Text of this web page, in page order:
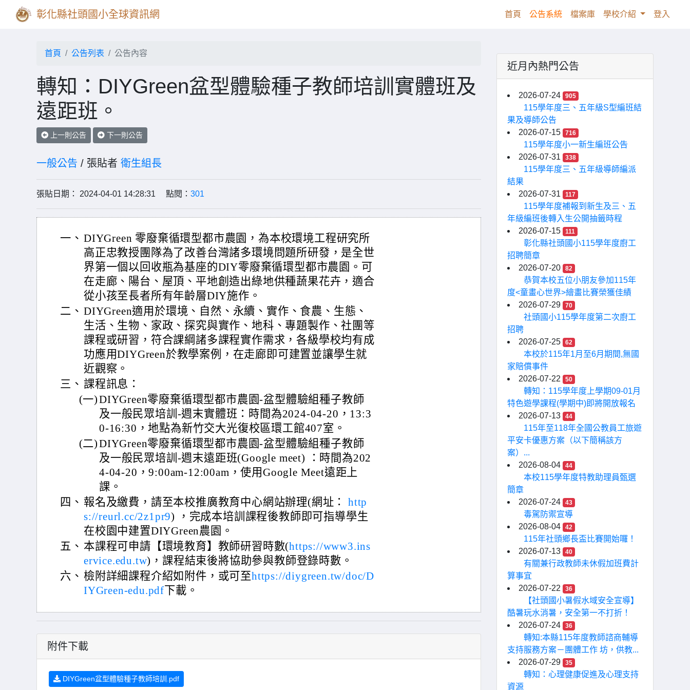
彰化縣社頭國小全球資訊網 首頁 (current)
公告系統 檔案庫 學校介紹 登入
首頁 公告列表 公告內容
轉知：DIYGreen盆型體驗種子教師培訓實體班及
遠距班。
上一則公告 下一則公告
一般公告 / 張貼者 衛生組長
張貼日期： 2024-04-01 14:28:31 點閱： 301
一、 DIYGreen 零廢棄循環型都市農園，為本校環境工程研究所
高正忠教授團隊為了改善台灣諸多環境問題所研發，是全世
界第一個以回收瓶為基座的DIY零廢棄循環型都市農園。可
在走廊、陽台、屋頂、平地創造出綠地供種蔬果花卉，適合
從小孩至長者所有年齡層DIY施作。
二、 DIYGreen適用於環境、自然、永續、實作、食農、生態、
生活、生物、家政、探究與實作、地科、專題製作、社團等
課程或研習，符合課綱諸多課程實作需求，各級學校均有成
功應用DIYGreen於教學案例，在走廊即可建置並讓學生就
近觀察。
三、 課程訊息：
(一)DIYGreen零廢棄循環型都市農園-盆型體驗組種子教師
及一般民眾培訓-週末實體班：時間為2024-04-20，13:3
0-16:30，地點為新竹交大光復校區環工館407室。
(二)DIYGreen零廢棄循環型都市農園-盆型體驗組種子教師
及一般民眾培訓-週末遠距班(Google meet) ：時間為202
4-04-20，9:00am-12:00am，使用Google Meet遠距上
課。
四、 報名及繳費，請至本校推廣教育中心網站辦理(網址： http
s://reurl.cc/2z1pr9) ，完成本培訓課程後教師即可指導學生
在校園中建置DIYGreen農園。
五、 本課程可申請【環境教育】教師研習時數(https://www3.ins
ervice.edu.tw)，課程結束後將協助參與教師登錄時數。
六、 檢附詳細課程介紹如附件，或可至https://diygreen.tw/doc/D
IYGreen-edu.pdf下載。
附件下載
DIYGreen盆型體驗種子教師培訓.pdf
近月內熱門公告
2026-07-24 905
115學年度三、五年級S型編班結
果及導師公告
2026-07-15
716
115學年度小一新生編班公告
2026-07-31
338
115學年度三、五年級導師編派
結果
2026-07-31
117
115學年度補報到新生及三、五
年級編班後轉入生公開抽籤時程
2026-07-15
111
彰化縣社頭國小115學年度廚工
招聘簡章
2026-07-20
82
恭賀本校五位小朋友參加115年
度<童畫心世界>繪畫比賽榮獲佳績
2026-07-29
70
社頭國小115學年度第二次廚工
招聘
2026-07-25
62
本校於115年1月至6月期間,無國
家賠償事件
2026-07-22
50
轉知：115學年度上學期09-01月
特色遊學課程(學期中)即將開放報名
2026-07-13
44
115年至118年全國公教員工旅遊
平安卡優惠方案（以下簡稱該方
案）...
2026-08-04
44
本校115學年度特教助理員甄選
簡章
2026-07-24
43
毒駕防禦宣導
2026-08-04
42
115年社頭鄉長盃比賽開始囉！
2026-07-13
40
有關兼行政教師未休假加班費計
算事宜
2026-07-22
36
【社頭國小暑假水域安全宣導】
酷暑玩水消暑，安全第一不打折！
2026-07-24
36
轉知:本縣115年度教師諮商輔導
支持服務方案－團體工作 坊，供教...
2026-07-29
35
轉知：心理健康促進及心理支持
資源